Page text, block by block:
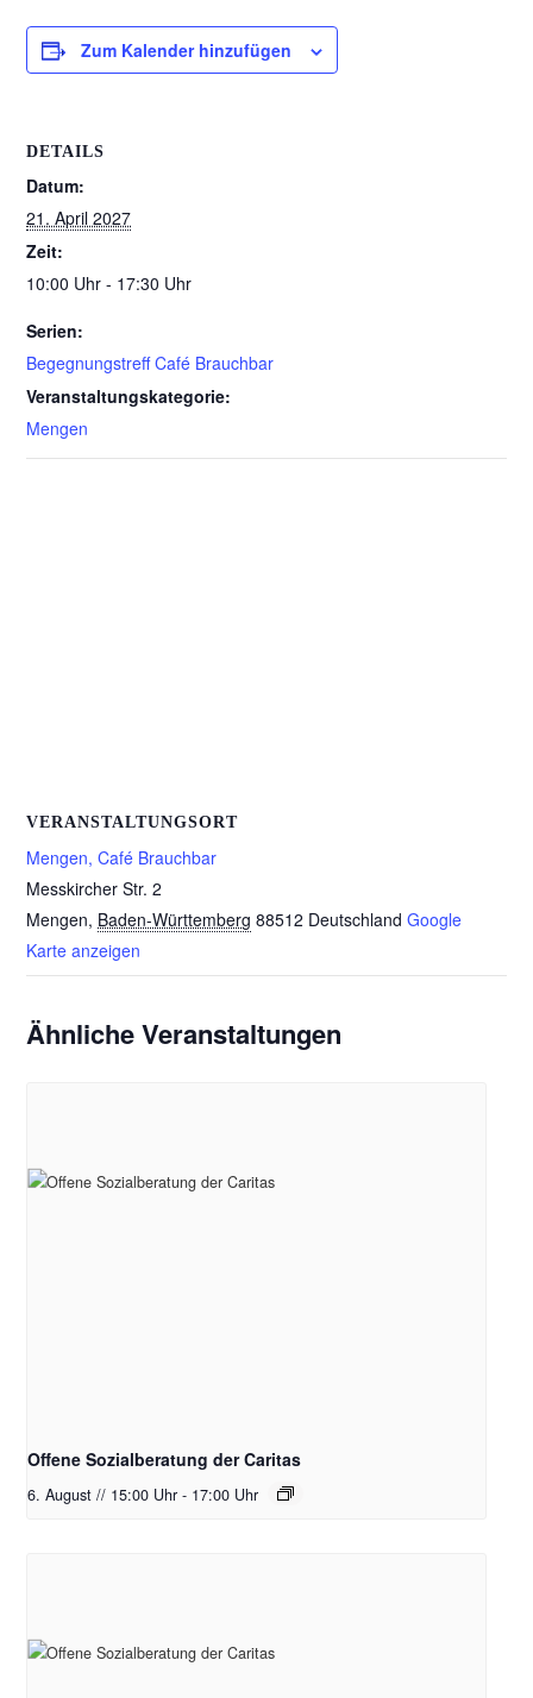
Zum Kalender hinzufügen
DETAILS
Datum:
21. April 2027
Zeit:
10:00 Uhr - 17:30 Uhr
Serien:
Begegnungstreff Café Brauchbar
Veranstaltungskategorie:
Mengen
VERANSTALTUNGSORT
Mengen, Café Brauchbar
Messkircher Str. 2
Mengen, Baden-Württemberg 88512 Deutschland Google
Karte anzeigen
Ähnliche Veranstaltungen
Offene Sozialberatung der Caritas
6. August // 15:00 Uhr - 17:00 Uhr